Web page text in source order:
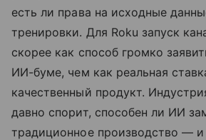
есть ли права на исходные
тренировки. Для Roku запуск
скорее как способ громко
ИИ-буме, чем как реальная
качественный продукт.
давно спорит, способен ли ИИ
традиционное производство —